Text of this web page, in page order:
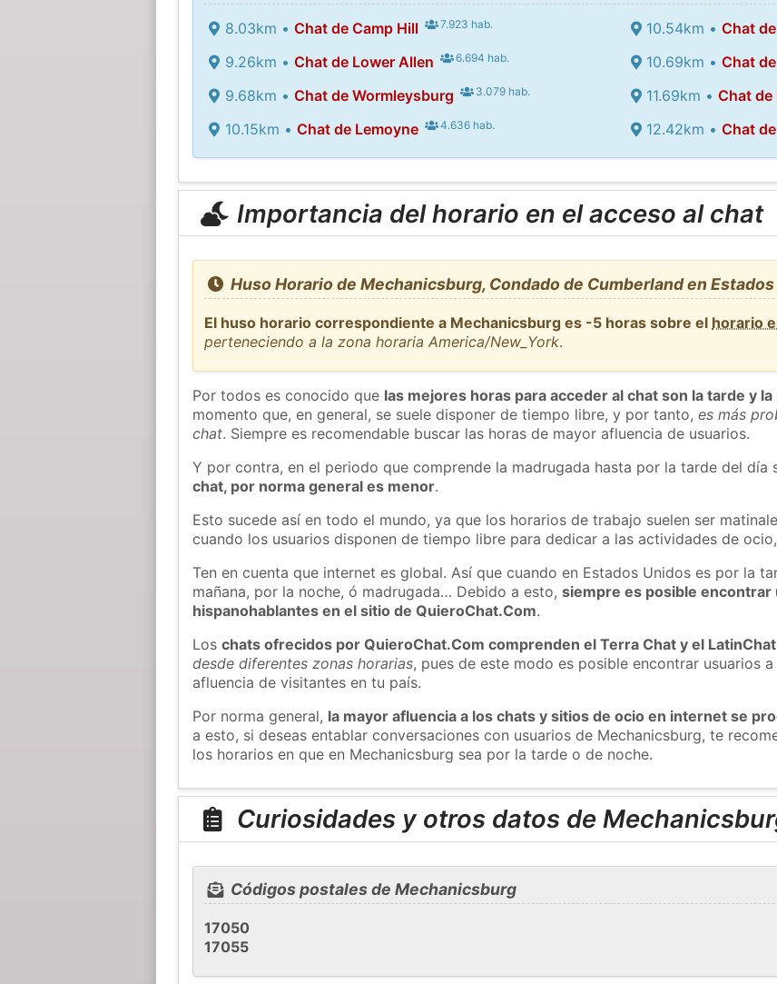
8.03km • Chat de Camp Hill 7.923 hab.
9.26km • Chat de Lower Allen 6.694 hab.
9.68km • Chat de Wormleysburg 3.079 hab.
10.15km • Chat de Lemoyne 4.636 hab.
10.54km •Chat
10.69km •Chat
11.69km •Chat de
12.42km •Chat
Importancia del horario en el acceso al chat
Huso Horario de Mechanicsburg, Condado de Cumberland en
El huso horario correspondiente a Mechanicsburg es -5 horas sobre el horario
perteneciendo a la zona horaria America/New_York.
Por todos es conocido que las mejores horas para acceder al chat son la tarde y la
momento que, en general, se suele disponer de tiempo libre, y por tanto,es más
chat. Siempre es recomendable buscar las horas de mayor afluencia de usuarios.
Y por contra, en el periodo que comprende la madrugada hasta por la tarde del día
chat, por norma general es menor.
Esto sucede así en todo el mundo, ya que los horarios de trabajo suelen ser
cuando los usuarios disponen de tiempo libre para dedicar a las actividades de
Ten en cuenta que internet es global. Así que cuando en Estados Unidos es por la
mañana, por la noche, ó madrugada… Debido a esto,siempre es posible
hispanohablantes en el sitio de QuieroChat.Com.
Loschats ofrecidos por QuieroChat.Com comprenden el Terra Chat y el LatinChat
desde diferentes zonas horarias, pues de este modo es posible encontrar usuarios
afluencia de visitantes en tu país.
Por norma general, la mayor afluencia a los chats y sitios de ocio en internet se
a esto, si deseas entablar conversaciones con usuarios de Mechanicsburg, te
los horarios en que en Mechanicsburg sea por la tarde o de noche.
Curiosidades y otros datos de
Códigos postales de Mechanicsburg
17050
17055